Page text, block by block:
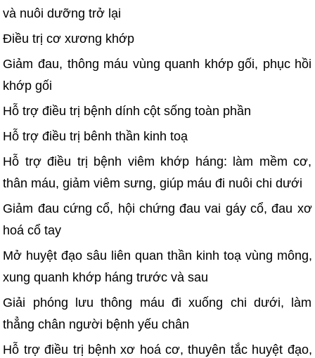
và nuôi dưỡng trở lại
Điều trị cơ xương khớp
Giảm đau, thông máu vùng quanh khớp gối, phục hồi
khớp gối
Hỗ trợ điều trị bệnh dính cột sống toàn phần
Hỗ trợ điều trị bênh thần kinh toạ
Hỗ trợ điều trị bệnh viêm khớp háng: làm mềm cơ,
thân máu, giảm viêm sưng, giúp máu đi nuôi chi dưới
Giảm đau cứng cổ, hội chứng đau vai gáy cổ, đau xơ
hoá cổ tay
Mở huyệt đạo sâu liên quan thần kinh toạ vùng mông,
xung quanh khớp háng trước và sau
Giải phóng lưu thông máu đi xuống chi dưới, làm
thẳng chân người bệnh yếu chân
Hỗ trợ điều trị bệnh xơ hoá cơ, thuyên tắc huyệt đạo,